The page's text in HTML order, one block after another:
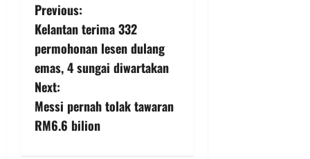
Previous:
Kelantan terima 332
permohonan lesen dulang
emas, 4 sungai diwartakan
Next:
Messi pernah tolak tawaran
RM6.6 bilion